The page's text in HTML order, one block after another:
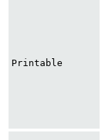
Printable